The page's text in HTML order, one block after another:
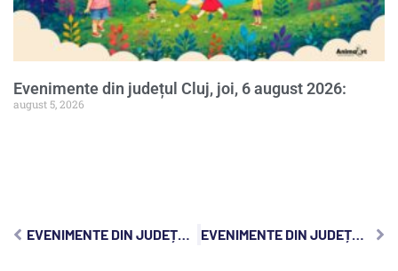
Evenimente din județul Cluj, joi, 6 august 2026:
august 5, 2026
EVENIMENTE DIN JUDEȚUL CLUJ, DUMINICĂ, 31 MAI 2026: EVENIMENTE DIN JUDEȚUL CLUJ, MARȚI, 2 IUNIE 2026: